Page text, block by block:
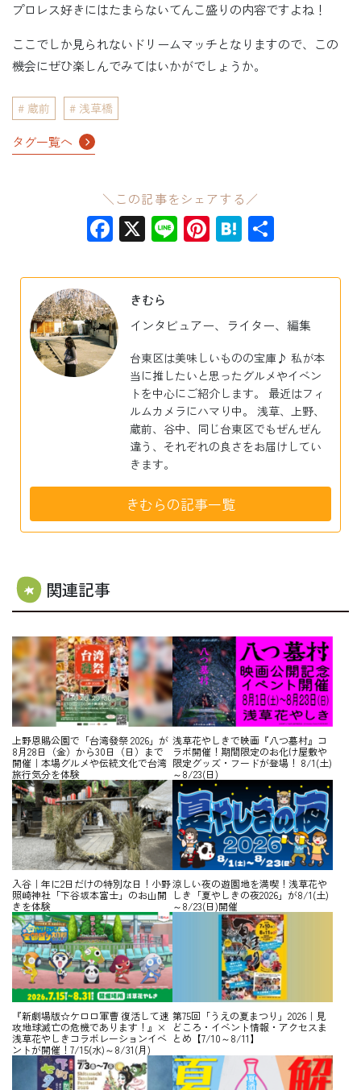
プロレス好きにはたまらないてんこ盛りの内容ですよね！
ここでしか見られないドリームマッチとなりますので、この
機会にぜひ楽しんでみてはいかがでしょうか。
蔵前 浅草橋
タグ一覧へ
＼この記事をシェアする／
Facebook
X LinePinterest
Hatena
きむら
インタビュアー、ライター、編集
台東区は美味しいものの宝庫♪ 私が本
当に推したいと思ったグルメやイベン
トを中心にご紹介します。 最近はフィ
ルムカメラにハマり中。 浅草、上野、
蔵前、谷中、同じ台東区でもぜんぜん
違う、それぞれの良さをお届けしてい
きます。
きむらの記事一覧
関連記事
上野恩賜公園で「台湾發祭 2026」が
8月28日（金）から30日（日）まで
開催｜本場グルメや伝統文化で台湾
旅行気分を体験
浅草花やしきで映画『八つ墓村』コ
ラボ開催！期間限定のお化け屋敷や
限定グッズ・フードが登場！ 8/1(土)
～8/23(日)
入谷｜年に2日だけの特別な日！小野
照崎神社「下谷坂本富士」のお山開
きを体験
涼しい夜の遊園地を満喫！浅草花や
しき「夏やしきの夜2026」が8/1(土)
～8/23(日)開催
『新劇場版☆ケロロ軍曹 復活して速
攻地球滅亡の危機であります！』×
浅草花やしきコラボレーションイベ
ントが開催！7/15(水)～8/31(月)
第75回「うえの夏まつり」2026｜見
どころ・イベント情報・アクセスま
とめ【7/10～8/11】